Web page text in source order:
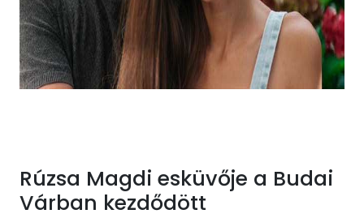
Rúzsa Magdi esküvője a Budai
Várban kezdődött